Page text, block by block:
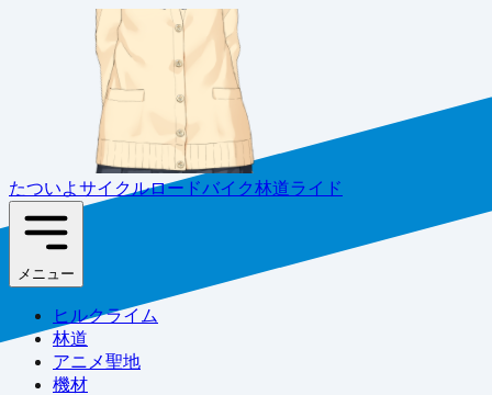
たついよサイクルロードバイク林道ライド
メニュー
ヒルクライム
林道
アニメ聖地
機材